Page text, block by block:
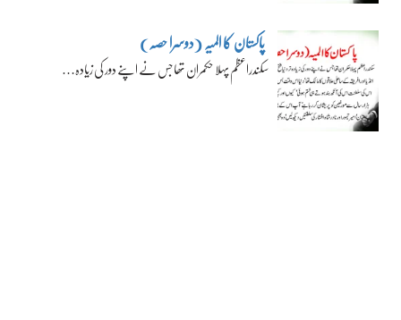
پاکستان کا المیہ (دوسرا حصہ)
سکندراعظم پہلا حکمران تھا جس نے اپنے دور کی زیادہ…